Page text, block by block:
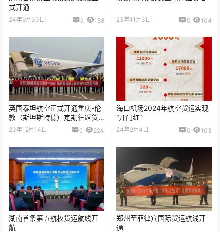
式开通
24年9月30日 0 158 23年11月3日 0 104
英国泰坦航空正式开通重庆-伦
敦（斯坦斯特德）定期往返货
运航线
23年12月14日 0 224
海口机场2024年航空货运实现
“开门红”
24年2月4日 0 103
湖南首条第五航权货运航线开
航
郑州至菲律宾国际货运航线开
通